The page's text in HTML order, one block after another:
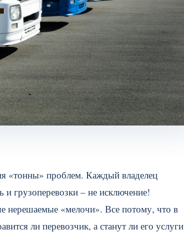
«тонны» проблем. Каждый владелец
и грузоперевозки – не исключение!
нерешаемые «мелочи». Все потому, что в
ли перевозчик, а станут ли его услуги